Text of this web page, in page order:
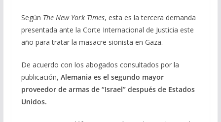
Según The New York Times, esta es la tercera demanda
presentada ante la Corte Internacional de Justicia este
año para tratar la masacre sionista en Gaza.
De acuerdo con los abogados consultados por la
publicación, Alemania es el segundo mayor
proveedor de armas de “Israel” después de Estados
Unidos.